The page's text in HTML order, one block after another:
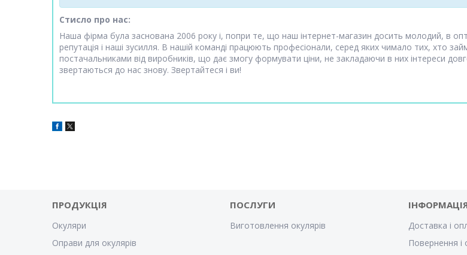
Стисло про нас:
Наша фірма була заснована 2006 року і, попри те, що наш інтернет-магазин досить молодий, в
репутація і наші зусилля. В нашій команді працюють професіонали, серед яких чимало тих, хто
постачальниками від виробників, що дає змогу формувати ціни, не закладаючи в них інтереси
звертаються до нас знову. Звертайтеся і ви!
ПРОДУКЦІЯ
Окуляри
Оправи для окулярів
ПОСЛУГИ
Виготовлення окулярів
Доставка і
Повернення і